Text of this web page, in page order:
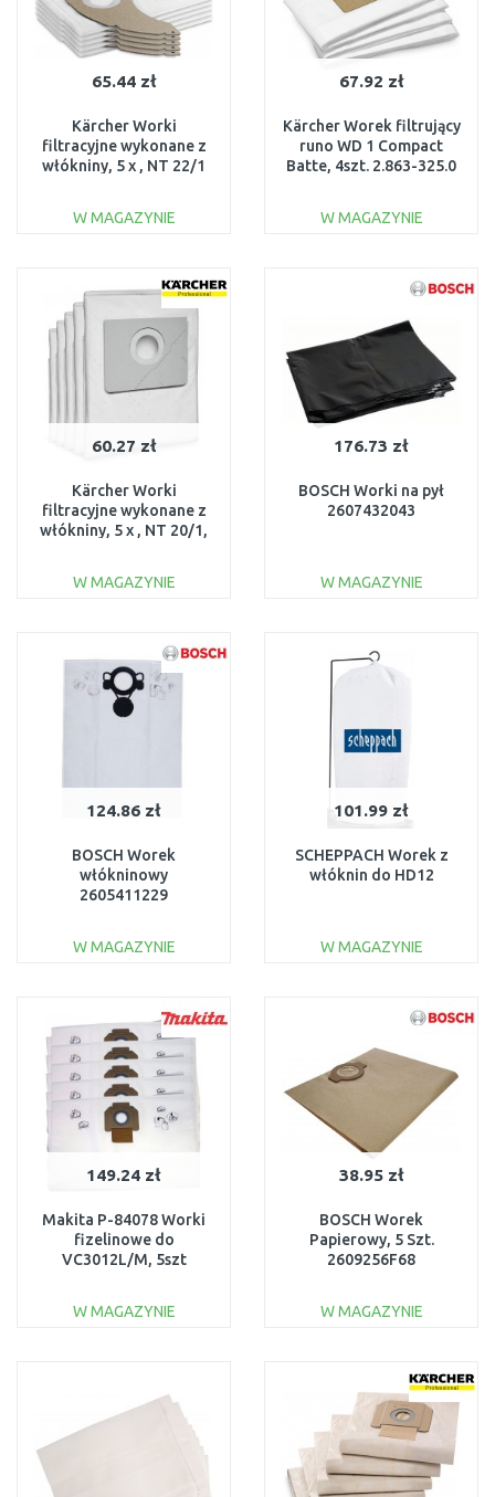
65.44 zł
Kärcher Worki
filtracyjne wykonane z
włókniny, 5 x , NT 22/1
W MAGAZYNIE
Do porównania
67.92 zł
Kärcher Worek filtrujący
runo WD 1 Compact
Batte, 4szt. 2.863-325.0
W MAGAZYNIE
Do porównania
60.27 zł
Kärcher Worki
filtracyjne wykonane z
włókniny, 5 x , NT 20/1,
W MAGAZYNIE
Do porównania
176.73 zł
BOSCH Worki na pył
2607432043
W MAGAZYNIE
Do porównania
124.86 zł
BOSCH Worek
włókninowy
2605411229
W MAGAZYNIE
Do porównania
101.99 zł
SCHEPPACH Worek z
włóknin do HD12
W MAGAZYNIE
Do porównania
149.24 zł
Makita P-84078 Worki
fizelinowe do
VC3012L/M, 5szt
W MAGAZYNIE
38.95 zł
BOSCH Worek
Papierowy, 5 Szt.
2609256F68
W MAGAZYNIE
Do porównania